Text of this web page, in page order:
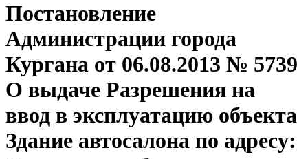
Постановление
Администрации города
Кургана от 06.08.2013 № 5739
О выдаче Разрешения на
ввод в эксплуатацию объекта
Здание автосалона по адресу: